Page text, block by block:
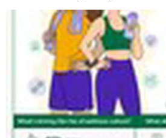
Quảng Trị: Xe đầu kéo va
môtô, 2 vợ chồng thương
03/09/2023 07:18
Vụ tai nạn giao thông xảy ra trên
thành phố Đông Hà, tỉnh Quảng